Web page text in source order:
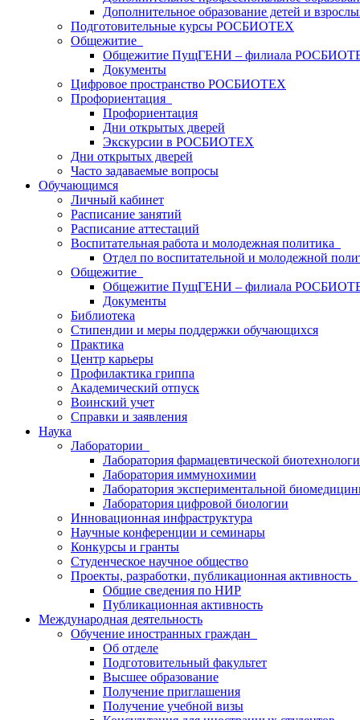
Дополнительное образование детей и
Подготовительные курсы РОСБИОТЕХ
Общежитие
Общежитие ПущГЕНИ – филиала
Документы
Цифровое пространство РОСБИОТЕХ
Профориентация
Профориентация
Дни открытых дверей
Экскурсии в РОСБИОТЕХ
Дни открытых дверей
Часто задаваемые вопросы
Обучающимся
Личный кабинет
Расписание занятий
Расписание аттестаций
Воспитательная работа и молодежная политика
Отдел по воспитательной и молодежной
Общежитие
Общежитие ПущГЕНИ – филиала
Документы
Библиотека
Стипендии и меры поддержки обучающихся
Практика
Центр карьеры
Профилактика гриппа
Академический отпуск
Воинский учет
Справки и заявления
Наука
Лаборатории
Лаборатория фармацевтической
Лаборатория иммунохимии
Лаборатория экспериментальной
Лаборатория цифровой биологии
Инновационная инфраструктура
Научные конференции и семинары
Конкурсы и гранты
Студенческое научное общество
Проекты, разработки, публикационная активность
Общие сведения по НИР
Публикационная активность
Международная деятельность
Обучение иностранных граждан
Об отделе
Подготовительный факультет
Высшее образование
Получение приглашения
Получение учебной визы